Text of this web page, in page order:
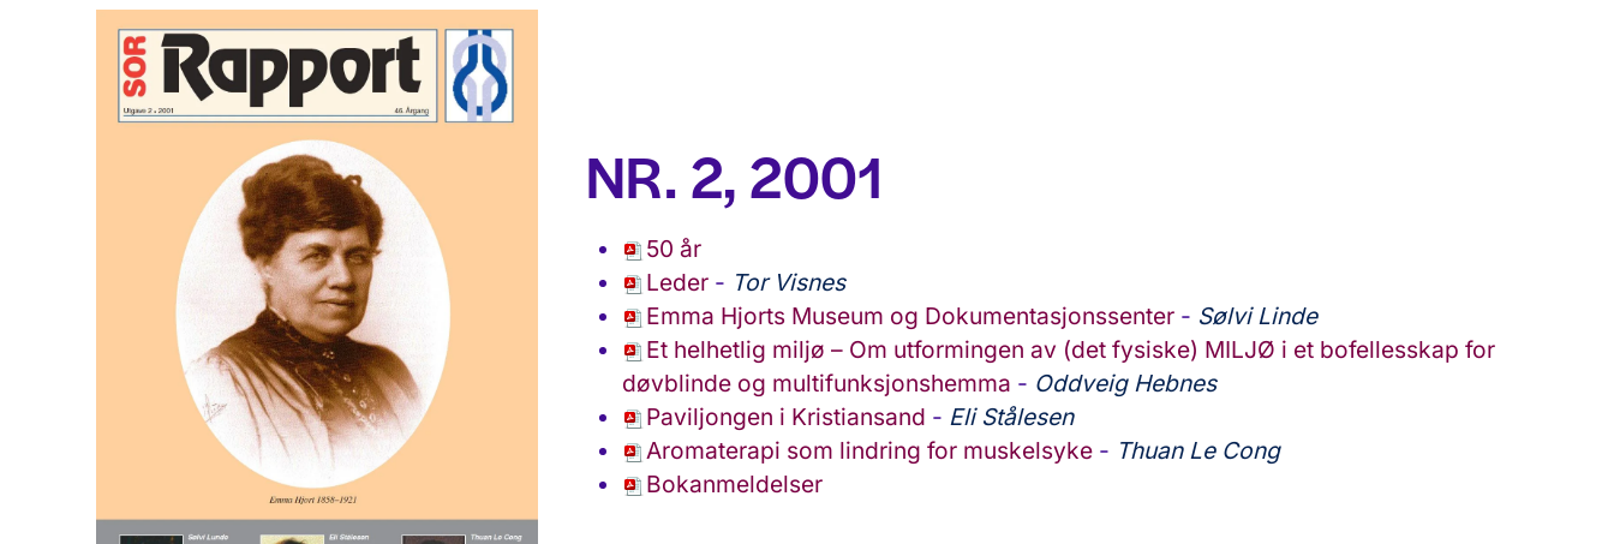
NR. 2, 2001
50 år
Leder - Tor Visnes
Emma Hjorts Museum og Dokumentasjonssenter - Sølvi Linde
Et helhetlig miljø – Om utformingen av (det fysiske) MILJØ i et bofellesskap for
døvblinde og multifunksjonshemma - Oddveig Hebnes
Paviljongen i Kristiansand - Eli Stålesen
Aromaterapi som lindring for muskelsyke - Thuan Le Cong
Bokanmeldelser